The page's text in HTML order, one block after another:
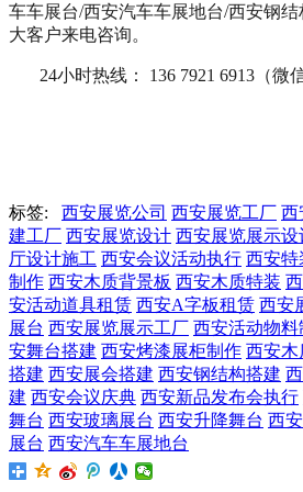
车车展台/西安汽车车展地台/西安钢
大客户来电咨询。
24小时热线： 136 7921 6913（微
标签: 西安展览公司 西安展览工厂 西
建工厂 西安展览设计 西安展览展示设
厅设计施工 西安会议活动执行 西安特
制作 西安木质背景板 西安木质特装
安活动道具租赁 西安A字板租赁 西安
展台 西安展览展示工厂 西安活动物料
安舞台搭建 西安烤漆展柜制作 西安木
搭建 西安展会搭建 西安钢结构搭建
建 西安会议庆典 西安新品发布会执行
舞台 西安玻璃展台 西安升降舞台 西
展台 西安汽车车展地台